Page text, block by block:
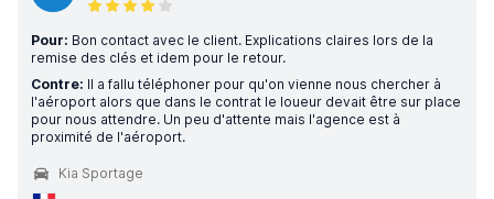
Pour: Bon contact avec le client. Explications claires lors de la
remise des clés et idem pour le retour.
Contre: Il a fallu téléphoner pour qu'on vienne nous chercher à
l'aéroport alors que dans le contrat le loueur devait être sur place
pour nous attendre. Un peu d'attente mais l'agence est à
proximité de l'aéroport.
Kia Sportage